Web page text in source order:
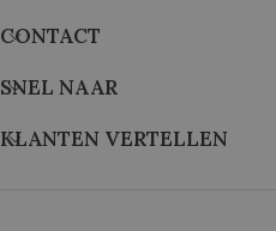
CONTACT
SNEL NAAR
KLANTEN VERTELLEN